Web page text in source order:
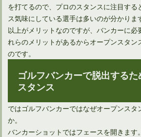
ドライバーの引っ掛けはシャフトの前に確
を打てるので、プロのスタンスに注目する
ス気味にしている選手は多いのが分かりま
以上がメリットなのですが、バンカーに必
れらのメリットがあるからオープンスタン
のです。
ゴルフバンカーで脱出する
スタンス
ではゴルフバンカーではなぜオープンスタ
か。
バンカーショットではフェースを開きます。